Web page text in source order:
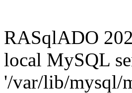
RASqlADO
local MySQL
'/var/lib/mysql/